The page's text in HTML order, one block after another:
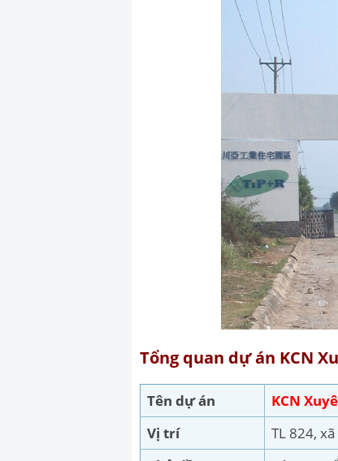
Tổng quan dự án KCN
Tên dự án
KCN
Vị trí
TL 824,